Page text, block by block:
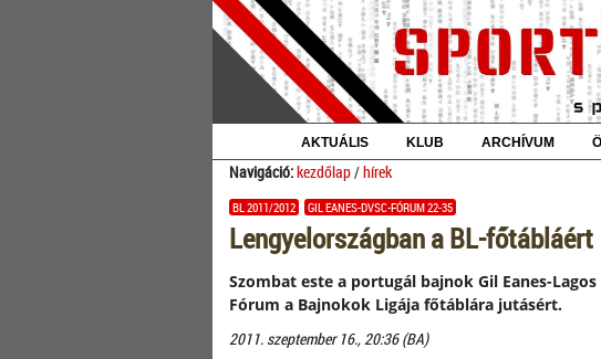
AKTUÁLIS KLUB ARCHÍVUM
Navigáció:kezdőlap/hírek
BL 2011/2012 GIL EANES-DVSC-FÓRUM 22-35
Lengyelországban a BL-főtábláért
Szombat este a portugál bajnok Gil Eanes-
Fórum a Bajnokok Ligája főtáblára jutásért.
2011. szeptember 16., 20:36 (BA)